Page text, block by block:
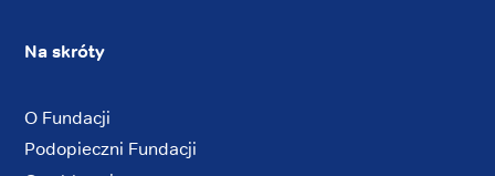
Na skróty
O Fundacji
Podopieczni Fundacji